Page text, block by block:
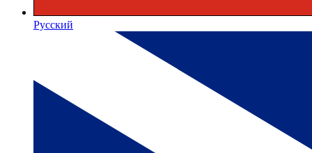
Русский